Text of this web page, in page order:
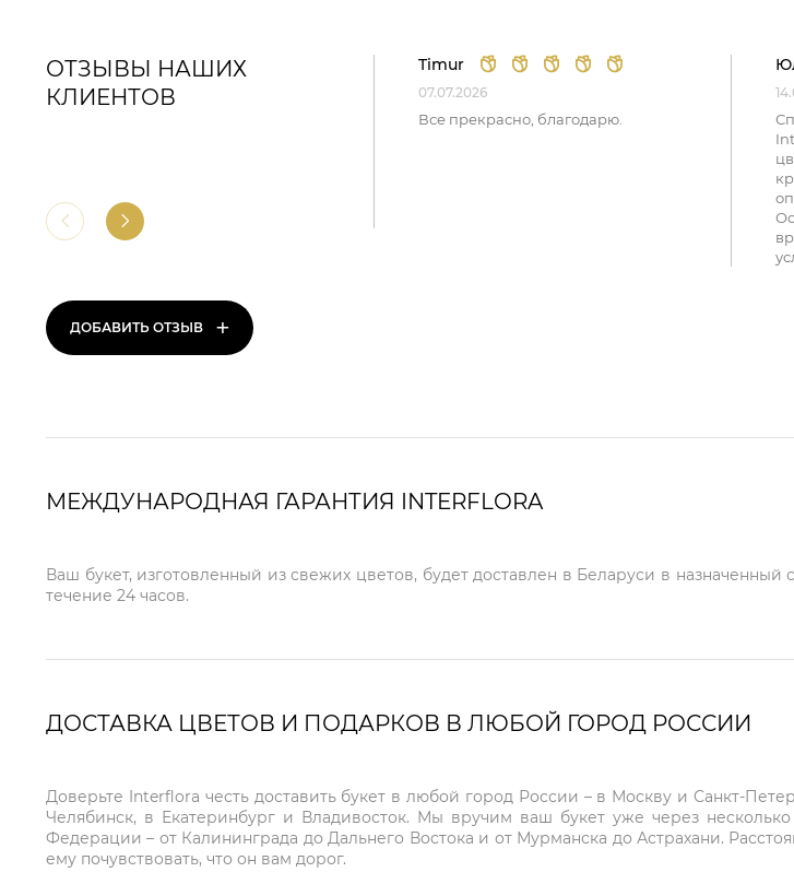
ОТЗЫВЫ НАШИХ
КЛИЕНТОВ
ДОБАВИТЬ ОТЗЫВ +
Timur
07.07.2026
Все прекрасно, благодарю.
МЕЖДУНАРОДНАЯ ГАРАНТИЯ INTERFLORA
Ваш букет, изготовленный из свежих цветов, будет доставлен в Беларуси в
течение 24 часов.
ДОСТАВКА ЦВЕТОВ И ПОДАРКОВ В ЛЮБОЙ ГОРОД РОССИИ
Доверьте Interflora честь доставить букет в любой город России – в Москву и Санкт-
Челябинск, в Екатеринбург и Владивосток. Мы вручим ваш букет уже через
Федерации – от Калининграда до Дальнего Востока и от Мурманска до Астрахани.
ему почувствовать, что он вам дорог.